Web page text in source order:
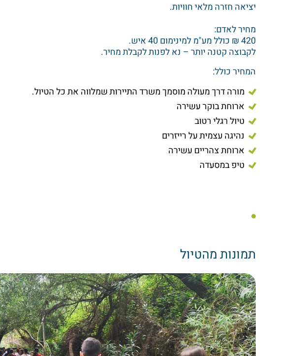
יציאה חזרה מלאי חוויות.
מחיר לאדם:
420 ₪ כולל מע"מ למינימום 40 איש.
לקבוצה קטנה יותר – נא לפנות לקבלת מחיר.
המחיר כולל:
מורה דרך מעולה מוסמך משרד התיירות שמלווה את כל הטיול.
ארוחת בוקר עשירה
טיול רגלי רטוב
נהיגה עצמית על רייזרים
ארוחת צהריים עשירה
טיפ במסעדה
תמונות מהטיול